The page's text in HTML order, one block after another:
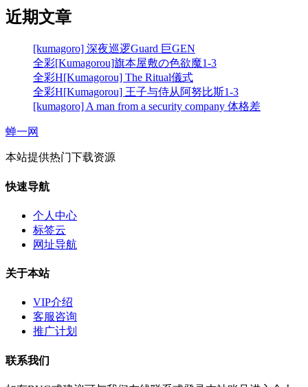
近期文章
[kumagoro] 深夜巡逻Guard 巨GEN
全彩[Kumagorou]旗本屋敷の色欲魔1-3
全彩H[Kumagorou] The Ritual儀式
全彩H[Kumagorou] 王子与侍从阿努比斯1-3
[kumagoro] A man from a security company 体格差
蝉一网
本站提供热门下载资源
快速导航
个人中心
标签云
网址导航
关于本站
VIP介绍
客服咨询
推广计划
联系我们